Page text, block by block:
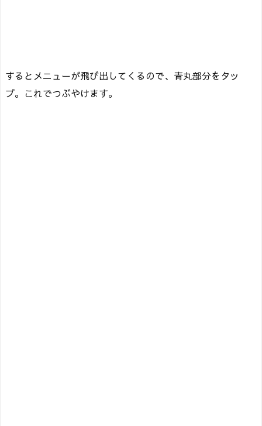
するとメニューが飛び出してくるので、青丸部分をタッ
プ。これでつぶやけます。